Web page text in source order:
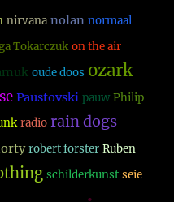
nirvana nolan normaal
Tokarczuk on the air
oude doos ozark
Paustovski pauw Philip
radio rain dogs
robert forster Ruben
schilderkunst seie